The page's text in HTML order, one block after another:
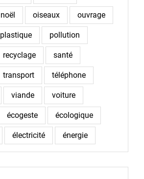
noël oiseaux ouvrage
plastique pollution
recyclage santé
transport téléphone
viande voiture
écogeste écologique
électricité énergie